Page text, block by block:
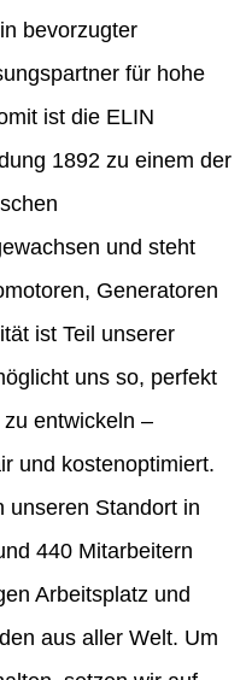
bevorzugter
für hohe
ist die ELIN
1892 zu einem der
und steht
Generatoren
ist Teil unserer
uns so, perfekt
entwickeln –
und kostenoptimiert.
unseren Standort in
440 Mitarbeitern
Arbeitsplatz und
aus aller Welt. Um